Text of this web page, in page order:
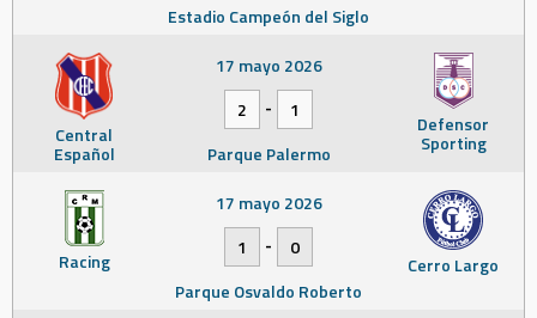
Estadio Campeón del Siglo
Central
Español
Defensor
Sporting
17 mayo 2026
2
-
1
Parque Palermo
Racing Cerro Largo
17 mayo 2026
1
-
0
Parque Osvaldo Roberto